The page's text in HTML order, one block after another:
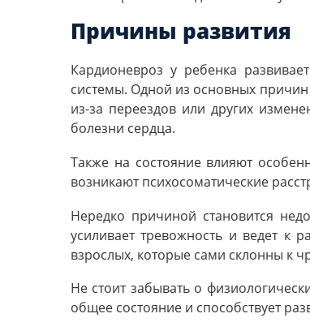
Причины развития
Кардионевроз у ребенка
системы. Одной из основных причин
из-за переездов или других
болезни сердца.
Также на состояние влияют
возникают психосоматические
Нередко причиной становится
усиливает тревожность и ведет к
взрослых, которые сами склонны к
Не стоит забывать о
общее состояние и способствует